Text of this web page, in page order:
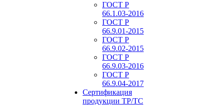
ГОСТ Р
66.1.03-2016
ГОСТ Р
66.9.01-2015
ГОСТ Р
66.9.02-2015
ГОСТ Р
66.9.03-2016
ГОСТ Р
66.9.04-2017
Сертификация
продукции ТР/ТС